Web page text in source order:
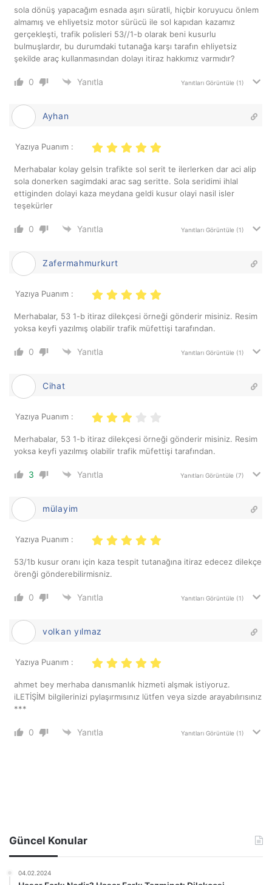
sola dönüş yapacağım esnada aşırı süratli, hiçbir koruyucu önlem
almamış ve ehliyetsiz motor sürücü ile sol kapıdan kazamız
gerçekleşti, trafik polisleri 53//1-b olarak beni kusurlu
bulmuşlardır, bu durumdaki tutanağa karşı tarafın ehliyetsiz
şekilde araç kullanmasından dolayı itiraz hakkımız varmıdır?
0 Yanıtla Yanıtları Görüntüle (1)
Ayhan
Yazıya Puanım :
Merhabalar kolay gelsin trafikte sol serit te ilerlerken dar aci alip
sola donerken sagimdaki arac sag seritte. Sola seridimi ihlal
ettiginden dolayi kaza meydana geldi kusur olayi nasil isler
teşekürler
0 Yanıtla Yanıtları Görüntüle (1)
Zafermahmurkurt
Yazıya Puanım :
Merhabalar, 53 1-b itiraz dilekçesi örneği gönderir misiniz. Resim
yoksa keyfi yazılmış olabilir trafik müfettişi tarafından.
0 Yanıtla Yanıtları Görüntüle (1)
Cihat
Yazıya Puanım :
Merhabalar, 53 1-b itiraz dilekçesi örneği gönderir misiniz. Resim
yoksa keyfi yazılmış olabilir trafik müfettişi tarafından.
3 Yanıtla Yanıtları Görüntüle (7)
mülayim
Yazıya Puanım :
53/1b kusur oranı için kaza tespit tutanağına itiraz edecez dilekçe
örenği gönderebilirmisniz.
0 Yanıtla Yanıtları Görüntüle (1)
volkan yılmaz
Yazıya Puanım :
ahmet bey merhaba danısmanlık hizmeti alşmak istiyoruz.
iLETİŞİM bilgilerinizi pylaşırmısınız lütfen veya sizde arayabılırısınız
***
0 Yanıtla Yanıtları Görüntüle (1)
Güncel Konular
04.02.2024